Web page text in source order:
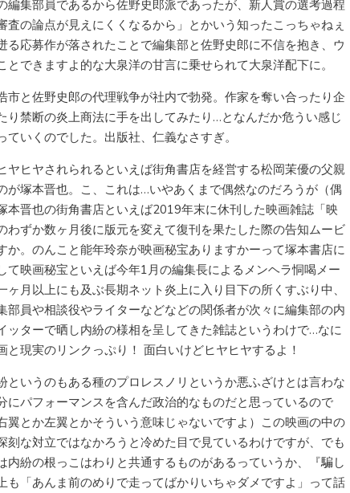
編集部員であるから佐野史郎派であったが、新人賞の選考過程
査の論点が見えにくくなるから」とかいう知ったこっちゃねぇ
る応募作が落されたことで編集部と佐野史郎に不信を抱き、ウ
とできますよ的な大泉洋の甘言に乗せられて大泉洋配下に。
市と佐野史郎の代理戦争が社内で勃発。作家を奪い合ったり企
り禁断の炎上商法に手を出してみたり…となんだか危うい感じ
ていくのでした。出版社、仁義なさすぎ。
ヤヒヤされられるといえば街角書店を経営する松岡茉優の父親
が塚本晋也。こ、これは…いやあくまで偶然なのだろうが（偶
本晋也の街角書店といえば2019年末に休刊した映画雑誌「映
わずか数ヶ月後に版元を変えて復刊を果たした際の告知ムービ
か。のんこと能年玲奈が映画秘宝ありますかーって塚本書店に
て映画秘宝といえば今年1月の編集長によるメンヘラ恫喝メー
ヶ月以上にも及ぶ長期ネット炎上に入り目下の所くすぶり中、
部員や相談役やライターなどなどの関係者が次々に編集部の内
ッターで晒し内紛の様相を呈してきた雑誌というわけで…なに
と現実のリンクっぷり！ 面白いけどヒヤヒヤするよ！
というのもある種のプロレスノリというか悪ふざけとは言わな
にパフォーマンスを含んだ政治的なものだと思っているので
翼とか左翼とかそういう意味じゃないですよ）この映画の中の
刻な対立ではなかろうと冷めた目で見ているわけですが、でも
内紛の根っこはわりと共通するものがあるっていうか、『騙し
も「あんま前のめりで走ってばかりいちゃダメですよ」って話